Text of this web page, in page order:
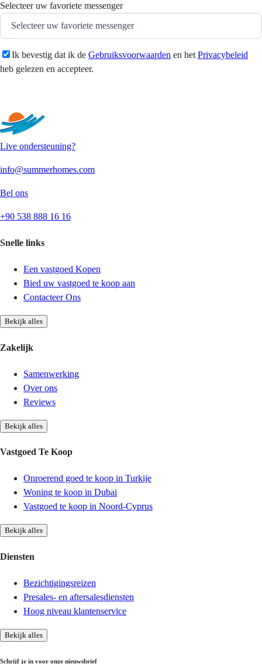
Selecteer uw favoriete messenger
Ik bevestig dat ik de Gebruiksvoorwaarden en hetPrivacybeleid
heb gelezen en accepteer.
Live ondersteuning?
info@summerhomes.com
Bel ons
+90 538 888 16 16
Snelle links
Een vastgoed Kopen
Bied uw vastgoed te koop aan
Contacteer Ons
Bekijk alles
Zakelijk
Samenwerking
Over ons
Reviews
Bekijk alles
Vastgoed Te Koop
Onroerend goed te koop in Turkije
Woning te koop in Dubai
Vastgoed te koop in Noord-Cyprus
Bekijk alles
Diensten
Bezichtigingsreizen
Presales- en aftersalesdiensten
Hoog niveau klantenservice
Bekijk alles
Schrijf je in voor onze nieuwsbrief